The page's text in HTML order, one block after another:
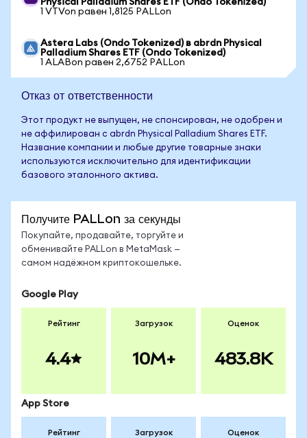
Physical Palladium Shares ETF (Ondo Tokenized)
1 VTVon равен 1,8125 PALLon
Astera Labs (Ondo Tokenized) в abrdn Physical
Palladium Shares ETF (Ondo Tokenized)
1 ALABon равен 2,6752 PALLon
Отказ от ответственности
Этот продукт не выпущен, не спонсирован, не одобрен и
не аффилирован с abrdn Physical Palladium Shares ETF.
Название компании и любые другие товарные знаки
используются исключительно для идентификации
базового эталонного актива.
Получите PALLon за секунды
Покупайте, продавайте, торгуйте и
обменивайте PALLon в MetaMask —
самом надёжном криптокошельке.
Google Play
Рейтинг
4.4
Загрузок
10M+
Оценок
483.8K
App Store
Рейтинг Загрузок Оценок